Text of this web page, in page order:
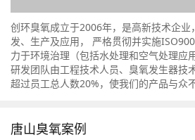
创环臭氧成立于2006年，是高新技术企
发、生产及应用， 严格贯彻并实施
力于环境治理（包括水处理和空气处理应
研发团队由工程技术人员、臭氧发生器技
超过员工总人数20%，使我们的产品与众
唐山臭氧案例